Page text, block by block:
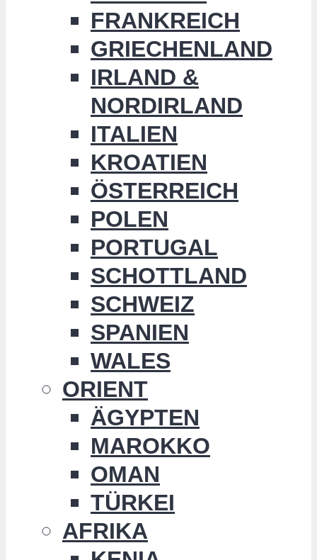
FRANKREICH
GRIECHENLAND
IRLAND &
NORDIRLAND
ITALIEN
KROATIEN
ÖSTERREICH
POLEN
PORTUGAL
SCHOTTLAND
SCHWEIZ
SPANIEN
WALES
ORIENT
ÄGYPTEN
MAROKKO
OMAN
TÜRKEI
AFRIKA